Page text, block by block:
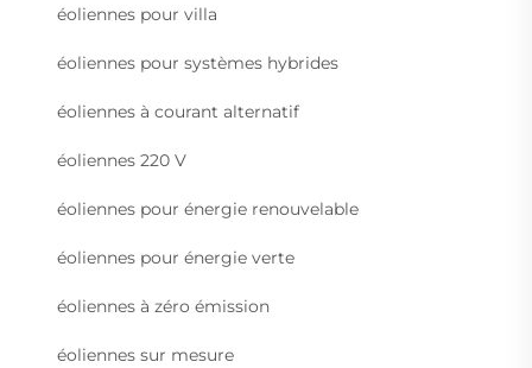
éoliennes pour villa
éoliennes pour systèmes hybrides
éoliennes à courant alternatif
éoliennes 220 V
éoliennes pour énergie renouvelable
éoliennes pour énergie verte
éoliennes à zéro émission
éoliennes sur mesure